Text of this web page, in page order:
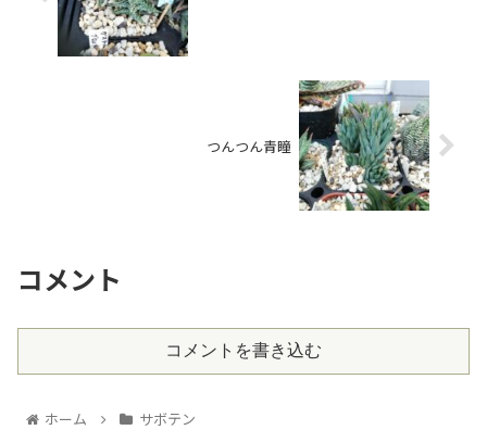
つんつん青瞳
コメント
コメントを書き込む
ホーム サボテン